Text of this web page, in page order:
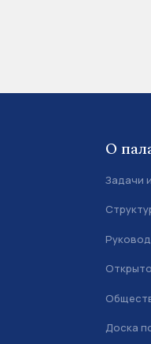
О
Задачи
Доска